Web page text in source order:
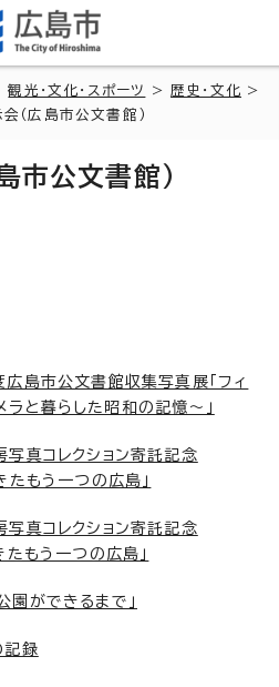
観光・文化・スポーツ > 歴史・文化 >
（広島市公文書館）
市公文書館）
島市公文書館収集写真展「フィ
と暮らした昭和の記憶～」
真コレクション寄託記念
もう一つの広島」
真コレクション寄託記念
もう一つの広島」
園ができるまで」
記録